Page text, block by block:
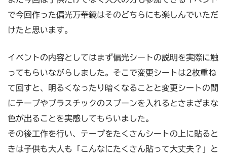
で今回作った偏光万華鏡はそのどちらにも楽しんでいただ
けたと思います。
イベントの内容としてはまず偏光シートの説明を実際に触
ってもらいながらしました。そこで変更シートは2枚重ね
て回すと、明るくなったり暗くなることと変更シートの間
にテープやプラスチックのスプーンを入れるとさまざまな
色が出ることを実感してもらいました。
その後工作を行い、テープをたくさんシートの上に貼ると
きは子供も大人も「こんなにたくさん貼って大丈夫？」と